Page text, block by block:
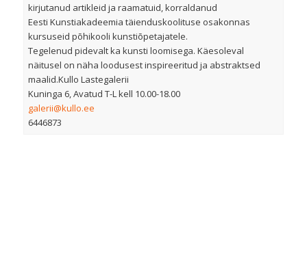
kirjutanud artikleid ja raamatuid, korraldanud
Eesti Kunstiakadeemia täienduskoolituse osakonnas
kursuseid põhikooli kunstiõpetajatele.
Tegelenud pidevalt ka kunsti loomisega. Käesoleval
näitusel on näha loodusest inspireeritud ja abstraktsed
maalid.Kullo Lastegalerii
Kuninga 6, Avatud T-L kell 10.00-18.00
galerii@kullo.ee
6446873